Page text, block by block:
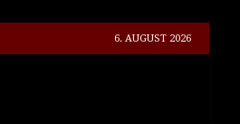
6. AUGUST 2026